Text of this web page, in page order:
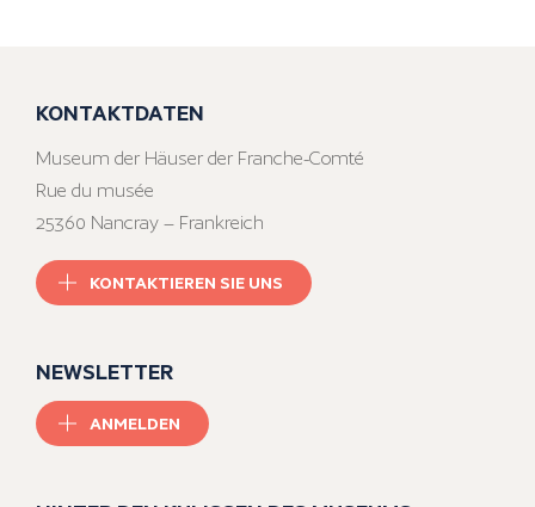
KONTAKTDATEN
Museum der Häuser der Franche-Comté
Rue du musée
25360 Nancray – Frankreich
KONTAKTIEREN SIE UNS
NEWSLETTER
ANMELDEN